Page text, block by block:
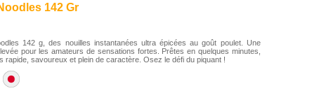
142 Gr
142 g, des nouilles instantanées ultra épicées au goût poulet. Une
pour les amateurs de sensations fortes. Prêtes en quelques minutes,
rapide, savoureux et plein de caractère. Osez le défi du piquant !